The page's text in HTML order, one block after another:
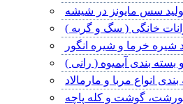
سس مایونز در شیشه
خانگی ( سگ و گربه )
شیره خرما و شیره انگور
بسته بندی آبمیوه ( رانی )
انواع مربا و مارمالاد
گوشت و کله پاچه